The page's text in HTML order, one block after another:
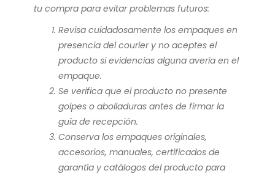
tu compra para evitar problemas futuros:
Revisa cuidadosamente los empaques en
presencia del courier y no aceptes el
producto si evidencias alguna avería en el
empaque.
Se verifica que el producto no presente
golpes o abolladuras antes de firmar la
guía de recepción.
Conserva los empaques originales,
accesorios, manuales, certificados de
garantía y catálogos del producto para